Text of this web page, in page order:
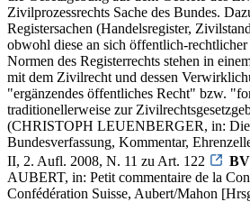
Zivilprozessrechts Sache des Bundes.
Registersachen (Handelsregister,
obwohl diese an sich öffentlich-
Normen des Registerrechts stehen in
mit dem Zivilrecht und dessen
"ergänzendes öffentliches Recht" bzw.
traditionellerweise zur
(CHRISTOPH LEUENBERGER, in: Die
Bundesverfassung, Kommentar,
II, 2. Aufl. 2008, N. 11 zu Art. 122
BV
AUBERT, in: Petit commentaire de la
Confédération Suisse, Aubert/Mahon